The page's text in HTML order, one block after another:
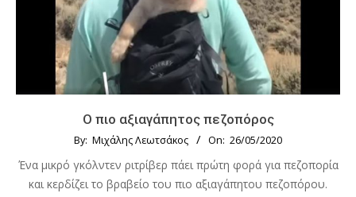
Ο πιο αξιαγάπητος πεζοπόρος
By: Μιχάλης Λεωτσάκος On: 26/05/2020
Ένα μικρό γκόλντεν ριτρίβερ πάει πρώτη φορά για πεζοπορία
και κερδίζει το βραβείο του πιο αξιαγάπητου πεζοπόρου.